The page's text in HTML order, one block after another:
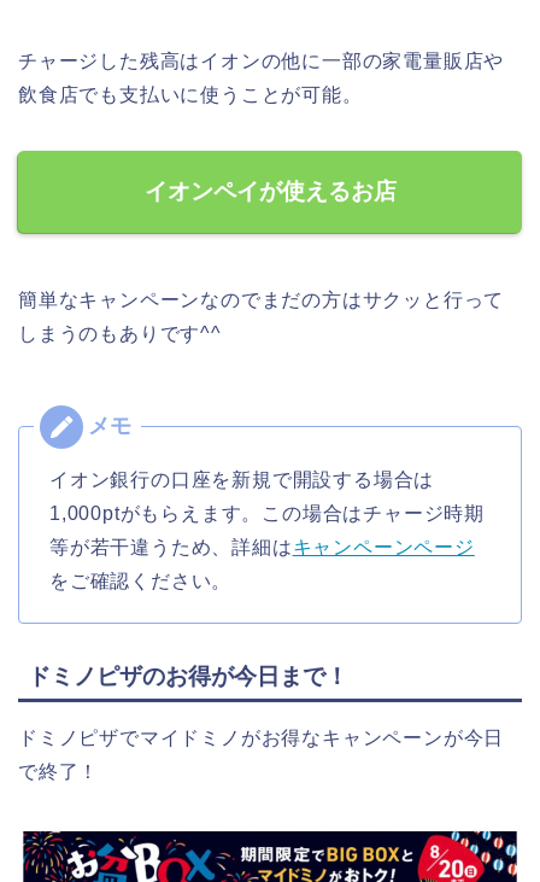
チャージした残高はイオンの他に一部の家電量販店や
飲食店でも支払いに使うことが可能。
イオンペイが使えるお店
簡単なキャンペーンなのでまだの方はサクッと行って
しまうのもありです^^
イオン銀行の口座を新規で開設する場合は
1,000ptがもらえます。この場合はチャージ時期
等が若干違うため、詳細はキャンペーンページ
をご確認ください。
ドミノピザのお得が今日まで！
ドミノピザでマイドミノがお得なキャンペーンが今日
で終了！